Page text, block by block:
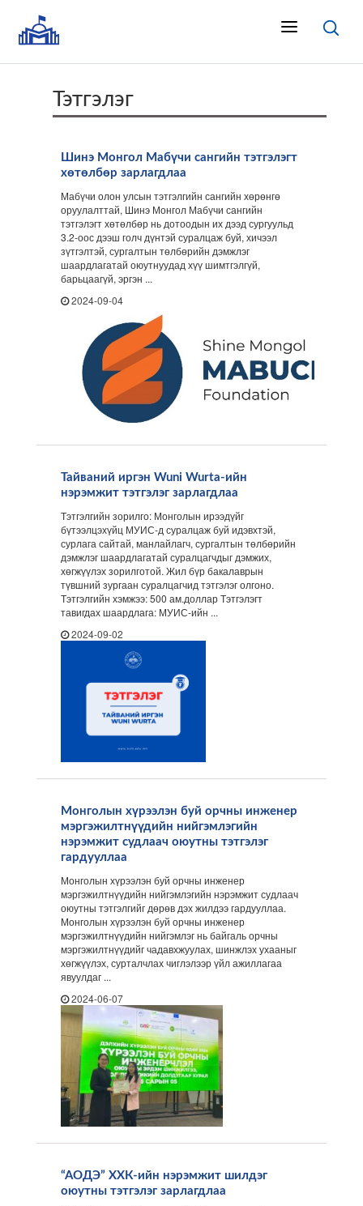
Тэтгэлэг
Шинэ Монгол Мабүчи сангийн тэтгэлэгт
хөтөлбөр зарлагдлаа
Мабүчи олон улсын тэтгэлгийн сангийн хөрөнгө
оруулалттай, Шинэ Монгол Мабүчи сангийн
тэтгэлэгт хөтөлбөр нь дотоодын их дээд сургуульд
3.2-оос дээш голч дүнтэй суралцаж буй, хичээл
зүтгэлтэй, сургалтын төлбөрийн дэмжлэг
шаардлагатай оюутнуудад хүү шимтгэлгүй,
барьцаагүй, эргэн ...
2024-09-04
Тайваний иргэн Wuni Wurta-ийн
нэрэмжит тэтгэлэг зарлагдлаа
Тэтгэлгийн зорилго: Монголын ирээдүйг
бүтээлцэхүйц МУИС-д суралцаж буй идэвхтэй,
сурлага сайтай, манлайлагч, сургалтын төлбөрийн
дэмжлэг шаардлагатай суралцагчдыг дэмжих,
хөгжүүлэх зорилготой. Жил бүр бакалаврын
түвшний зургаан суралцагчид тэтгэлэг олгоно.
Тэтгэлгийн хэмжээ: 500 ам.доллар Тэтгэлэгт
тавигдах шаардлага: МУИС-ийн ...
2024-09-02
Монголын хүрээлэн буй орчны инженер
мэргэжилтнүүдийн нийгэмлэгийн
нэрэмжит судлаач оюутны тэтгэлэг
гардууллаа
Монголын хүрээлэн буй орчны инженер
мэргэжилтнүүдийн нийгэмлэгийн нэрэмжит судлаач
оюутны тэтгэлгийг дөрөв дэх жилдээ гардууллаа.
Монголын хүрээлэн буй орчны инженер
мэргэжилтнүүдийн нийгэмлэг нь байгаль орчны
мэргэжилтнүүдийг чадавхжуулах, шинжлэх ухааныг
хөгжүүлэх, сурталчлах чиглэлээр үйл ажиллагаа
явуулдаг ...
2024-06-07
“АОДЭ” ХХК-ийн нэрэмжит шилдэг
оюутны тэтгэлэг зарлагдлаа